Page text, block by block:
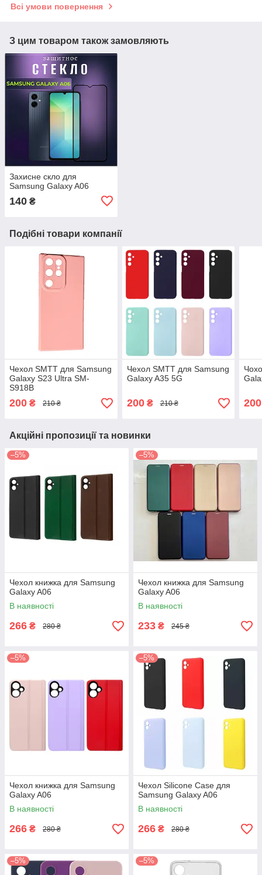
Всі умови повернення
З цим товаром також замовляють
Захисне скло для
Samsung Galaxy A06
140 ₴
Подібні товари компанії
Чехол SMTT для Samsung
Galaxy S23 Ultra SM-
S918B
200 ₴ 210 ₴
Чехол SMTT для Samsung
Galaxy A35 5G
200₴ 210 ₴ 200
Акційні пропозиції та новинки
–5%
Чехол книжка для Samsung
Galaxy A06
В наявності
266 ₴ 280 ₴
–5%
Чехол книжка для Samsung
Galaxy A06
В наявності
233 ₴ 245 ₴
–5%
Чехол книжка для Samsung
Galaxy A06
В наявності
266 ₴ 280 ₴
–5%
Чехол Silicone Case для
Samsung Galaxy A06
В наявності
266 ₴ 280 ₴
–5% –5%